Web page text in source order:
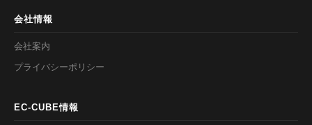
会社情報
会社案内
プライバシーポリシー
EC-CUBE情報